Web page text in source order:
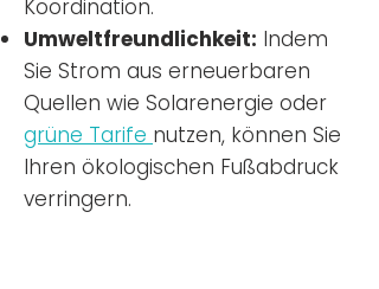
Koordination.
Umweltfreundlichkeit: Indem
Sie Strom aus erneuerbaren
Quellen wie Solarenergie oder
grüne Tarife nutzen, können Sie
Ihren ökologischen Fußabdruck
verringern.